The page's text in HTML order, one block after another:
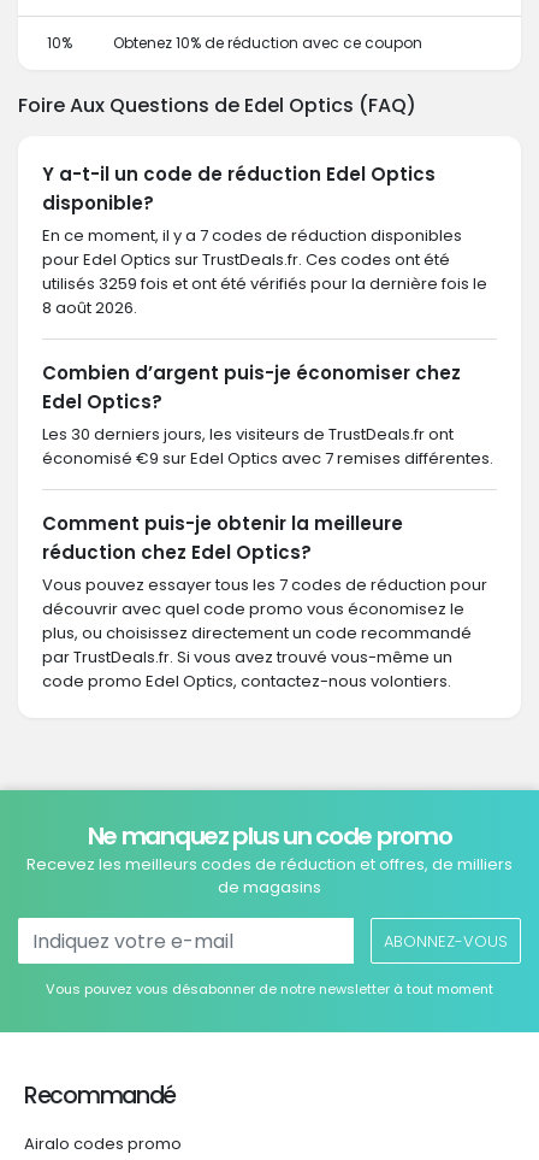
10% Obtenez 10% de réduction avec ce coupon
Foire Aux Questions de Edel Optics (FAQ)
Y a-t-il un code de réduction Edel Optics
disponible?
En ce moment, il y a 7 codes de réduction disponibles
pour Edel Optics sur TrustDeals.fr. Ces codes ont été
utilisés 3259 fois et ont été vérifiés pour la dernière fois le
8 août 2026.
Combien d’argent puis-je économiser chez
Edel Optics?
Les 30 derniers jours, les visiteurs de TrustDeals.fr ont
économisé €9 sur Edel Optics avec 7 remises différentes.
Comment puis-je obtenir la meilleure
réduction chez Edel Optics?
Vous pouvez essayer tous les 7 codes de réduction pour
découvrir avec quel code promo vous économisez le
plus, ou choisissez directement un code recommandé
par TrustDeals.fr. Si vous avez trouvé vous-même un
code promo Edel Optics, contactez-nous volontiers.
Ne manquez plus un code promo
Recevez les meilleurs codes de réduction et offres, de milliers
de magasins
ABONNEZ-VOUS
Vous pouvez vous désabonner de notre newsletter à tout moment
Recommandé
Airalo codes promo